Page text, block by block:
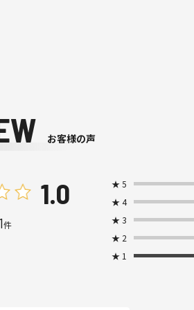
お客様の声
1.0
1件
★5
★4
★3
★ 2
★ 1